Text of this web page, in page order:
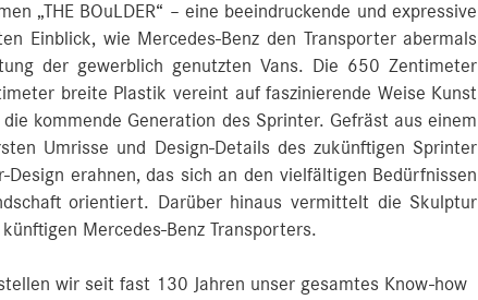
„THE BOuLDER“ – eine beeindruckende und expressive
Einblick, wie Mercedes‑Benz den Transporter abermals
der gewerblich genutzten Vans. Die 650 Zentimeter
breite Plastik vereint auf faszinierende Weise Kunst
kommende Generation des Sprinter. Gefräst aus einem
Umrisse und Design-Details des zukünftigen Sprinter
erahnen, das sich an den vielfältigen Bedürfnissen
orientiert. Darüber hinaus vermittelt die Skulptur
Mercedes‑Benz Transporters.
wir seit fast 130 Jahren unser gesamtes Know-how